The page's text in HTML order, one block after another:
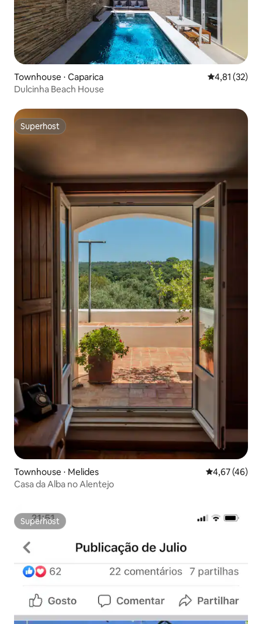
Townhouse ⋅ Caparica 4,81 de uma
4,81 (32)
Dulcinha Beach House
Superhost
Superhost
Townhouse ⋅ Melides 4,67 de uma
4,67 (46)
Casa da Alba no Alentejo
Superhost
Superhost